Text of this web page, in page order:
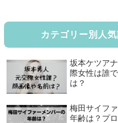
カテゴリー別人
坂本ケツア
際女性は誰
は？
梅田サイフ
年齢は？プ